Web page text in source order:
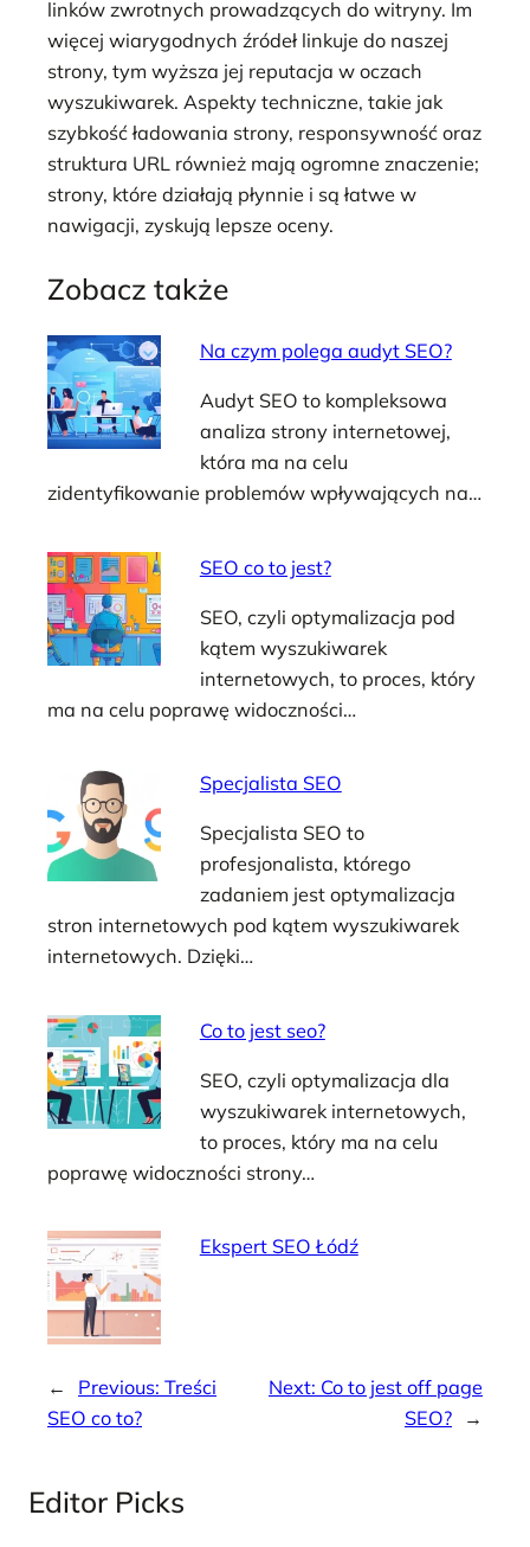
linków zwrotnych prowadzących do witryny. Im
więcej wiarygodnych źródeł linkuje do naszej
strony, tym wyższa jej reputacja w oczach
wyszukiwarek. Aspekty techniczne, takie jak
szybkość ładowania strony, responsywność oraz
struktura URL również mają ogromne znaczenie;
strony, które działają płynnie i są łatwe w
nawigacji, zyskują lepsze oceny.
Zobacz także
Na czym polega audyt SEO?
Audyt SEO to kompleksowa
analiza strony internetowej,
która ma na celu
zidentyfikowanie problemów wpływających na…
SEO co to jest?
SEO, czyli optymalizacja pod
kątem wyszukiwarek
internetowych, to proces, który
ma na celu poprawę widoczności…
Specjalista SEO
Specjalista SEO to
profesjonalista, którego
zadaniem jest optymalizacja
stron internetowych pod kątem wyszukiwarek
internetowych. Dzięki…
Co to jest seo?
SEO, czyli optymalizacja dla
wyszukiwarek internetowych,
to proces, który ma na celu
poprawę widoczności strony…
Ekspert SEO Łódź
← Previous: Treści
SEO co to?
Next: Co to jest off page
SEO?
→
Editor Picks